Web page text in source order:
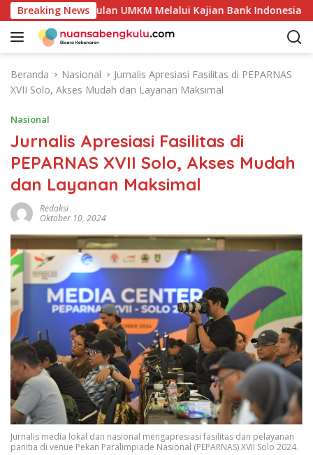
a
Breaking News
Produk Unggulan UMKM Melalui Kajian Bank Indonesia
Beranda Nasional
Jurnalis Apresiasi Fasilitas di PEPARNAS
XVII Solo, Akses Mudah dan Layanan Maksimal
Nasional
Jurnalis Apresiasi Fasilitas di
PEPARNAS XVII Solo, Akses Mudah
dan Layanan Maksimal
Redaksi
Oktober 10, 2024
Jurnalis media lokal dan nasional mengapresiasi fasilitas dan pelayanan
panitia di venue Pekan Paralimpiade Nasional (PEPARNAS) XVII Solo 2024.